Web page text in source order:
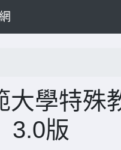
大學特殊
3.0版